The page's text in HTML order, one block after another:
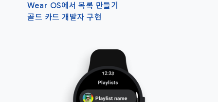
Wear OS에서 목록 만들기
골드 카드 개발자 구현